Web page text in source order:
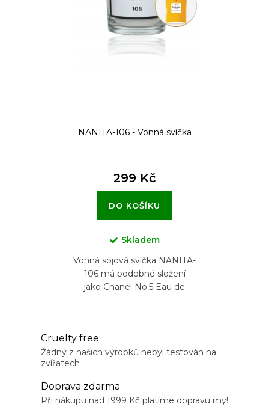
NANITA-106 - Vonná svíčka
299 Kč
DO KOŠÍKU
Skladem
Vonná sojová svíčka NANITA-
106 má podobné složení
jako Chanel No.5 Eau de
Cruelty free
Žádný z našich výrobků nebyl testován na
zvířatech
Doprava zdarma
Při nákupu nad 1999 Kč platíme dopravu my!